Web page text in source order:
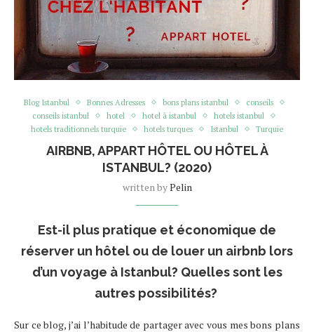
Blog Istanbul Bonnes Adresses bons plans istanbul
conseils
conseils istanbul
hotel hotel à istanbul
hotels istanbul
hotels traditionnels turquie
hotels turques Istanbul Turquie
AIRBNB, APPART HÔTEL OU HÔTEL À
ISTANBUL? (2020)
written byPelin
Est-il plus pratique et économique de
réserver un hôtel ou de louer un airbnb lors
d’un voyage à Istanbul? Quelles sont les
autres possibilités?
Sur ce blog, j’ai l’habitude de partager avec vous mes bons plans